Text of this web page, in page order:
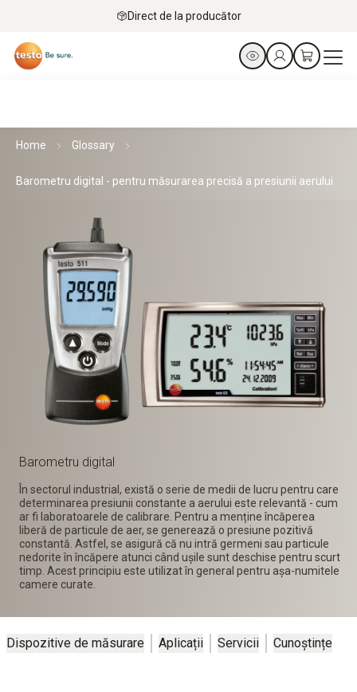
Direct de la producător
Home Glossary
Barometru digital - pentru măsurarea precisă a presiunii aerului
Barometru digital
În sectorul industrial, există o serie de medii de lucru pentru care
determinarea presiunii constante a aerului este relevantă - cum
ar fi laboratoarele de calibrare. Pentru a menține încăperea
liberă de particule de aer, se generează o presiune pozitivă
constantă. Astfel, se asigură că nu intră germeni sau particule
nedorite în încăpere atunci când ușile sunt deschise pentru scurt
timp. Acest principiu este utilizat în general pentru așa-numitele
camere curate.
Dispozitive de măsurare Aplicații Servicii Cunoștințe